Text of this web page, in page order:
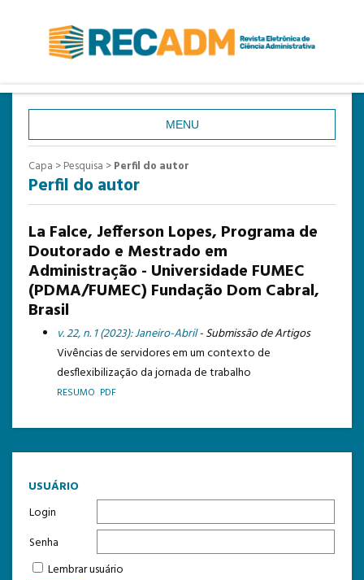
USUÁRIO
Login
Senha
Lembrar usuário
MENU
CAPA
SOBRE
CADASTRO
PESQUISA
ATUAL
ANTERIORES
ESTATÍSTICAS
TEMPLATE DE SUBMISSÃO
Capa >Pesquisa >Perfil do autor
Perfil do autor
La Falce, Jefferson Lopes, Programa de
Doutorado e Mestrado em
Administração - Universidade FUMEC
(PDMA/FUMEC) Fundação Dom Cabral,
Brasil
v. 22, n. 1 (2023): Janeiro-Abril- Submissão de Artigos
Vivências de servidores em um contexto de
desflexibilização da jornada de trabalho
RESUMO PDF